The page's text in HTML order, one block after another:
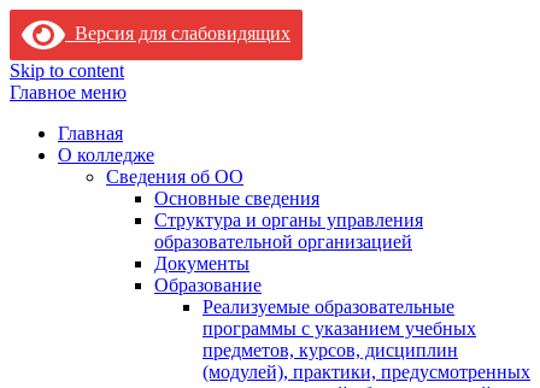
Версия для слабовидящих
Skip to content
Главное меню
Главная
О колледже
Сведения об ОО
Основные сведения
Структура и органы управления
образовательной организацией
Документы
Образование
Реализуемые образовательные
программы с указанием учебных
предметов, курсов, дисциплин
(модулей), практики, предусмотренных